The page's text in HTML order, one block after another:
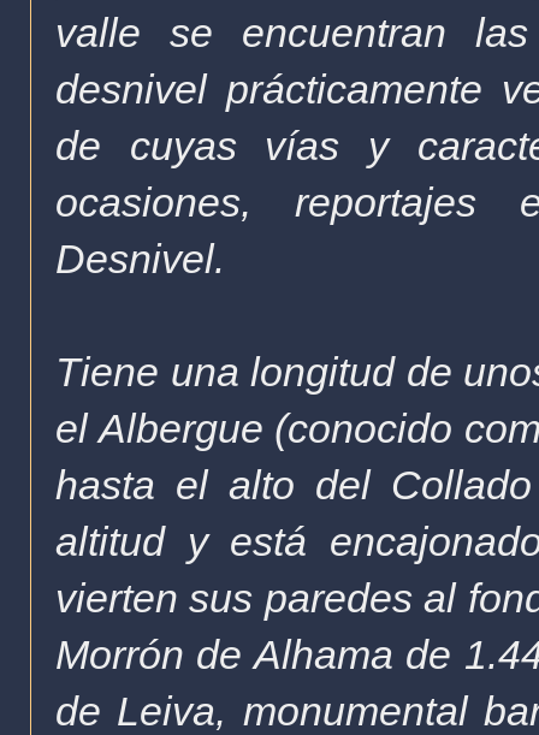
valle se encuentran
desnivel prácticamente
de cuyas vías y
ocasiones, reportajes
Desnivel.
Tiene una longitud de
el Albergue (conocido
hasta el alto del
altitud y está
vierten sus paredes al
Morrón de Alhama de
de Leiva, monumental